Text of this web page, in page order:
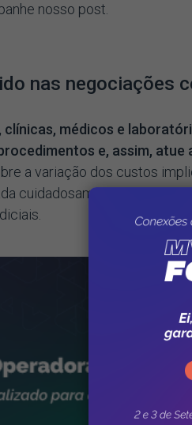
nosso post.
nas negociações
médicos e
e, assim,
a variação dos custos
cuidadosamente,